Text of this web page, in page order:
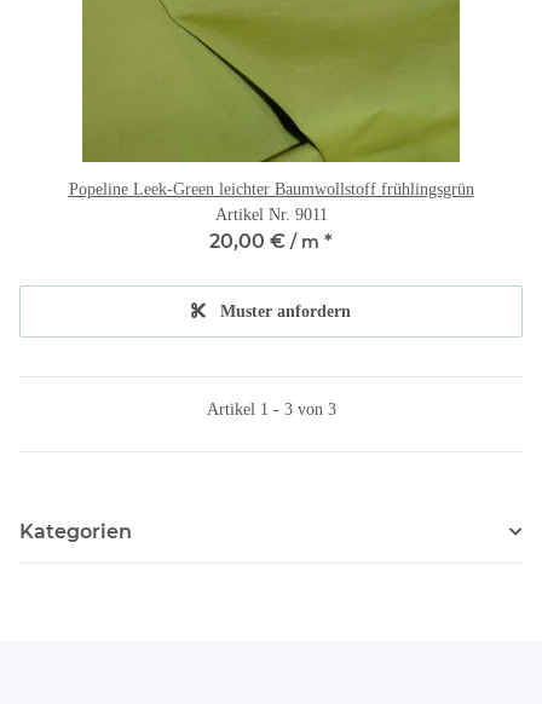
Popeline Leek-Green leichter Baumwollstoff frühlingsgrün
Artikel Nr. 9011
20,00 € / m *
Muster anfordern
Artikel 1 - 3 von 3
Kategorien